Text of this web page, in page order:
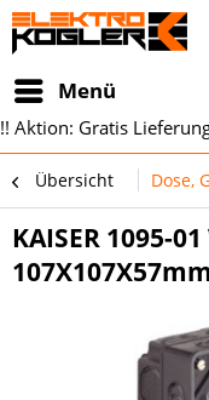
Menü
!! Aktion: Gratis
Übersicht Dose,
KAISER 1095-